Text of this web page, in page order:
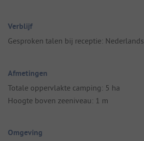
Verblijf
Gesproken talen bij receptie: Nederlands
Afmetingen
Totale oppervlakte camping: 5 ha
Hoogte boven zeeniveau: 1 m
Omgeving